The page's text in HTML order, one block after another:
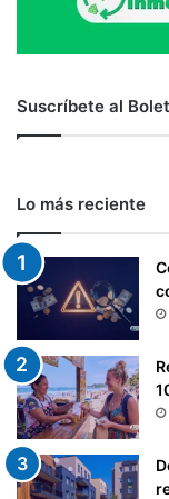
Suscríbete al
Lo más reciente